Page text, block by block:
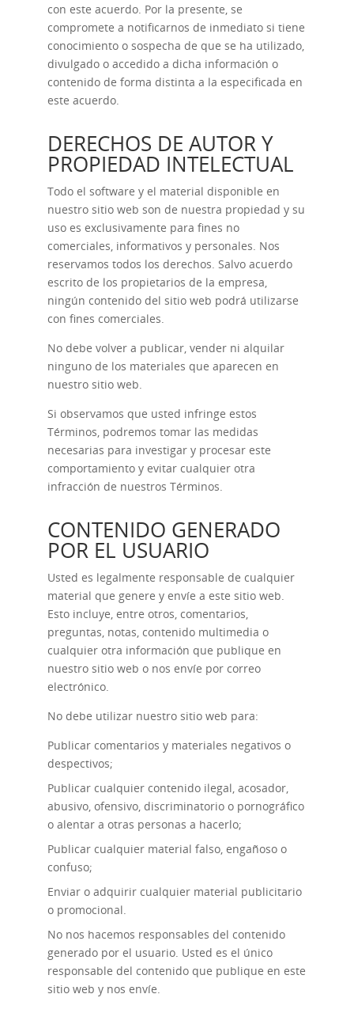
con este acuerdo. Por la presente, se
compromete a notificarnos de inmediato si tiene
conocimiento o sospecha de que se ha utilizado,
divulgado o accedido a dicha información o
contenido de forma distinta a la especificada en
este acuerdo.
DERECHOS DE AUTOR Y
PROPIEDAD INTELECTUAL
Todo el software y el material disponible en
nuestro sitio web son de nuestra propiedad y su
uso es exclusivamente para fines no
comerciales, informativos y personales. Nos
reservamos todos los derechos. Salvo acuerdo
escrito de los propietarios de la empresa,
ningún contenido del sitio web podrá utilizarse
con fines comerciales.
No debe volver a publicar, vender ni alquilar
ninguno de los materiales que aparecen en
nuestro sitio web.
Si observamos que usted infringe estos
Términos, podremos tomar las medidas
necesarias para investigar y procesar este
comportamiento y evitar cualquier otra
infracción de nuestros Términos.
CONTENIDO GENERADO
POR EL USUARIO
Usted es legalmente responsable de cualquier
material que genere y envíe a este sitio web.
Esto incluye, entre otros, comentarios,
preguntas, notas, contenido multimedia o
cualquier otra información que publique en
nuestro sitio web o nos envíe por correo
electrónico.
No debe utilizar nuestro sitio web para:
Publicar comentarios y materiales negativos o
despectivos;
Publicar cualquier contenido ilegal, acosador,
abusivo, ofensivo, discriminatorio o pornográfico
o alentar a otras personas a hacerlo;
Publicar cualquier material falso, engañoso o
confuso;
Enviar o adquirir cualquier material publicitario
o promocional.
No nos hacemos responsables del contenido
generado por el usuario. Usted es el único
responsable del contenido que publique en este
sitio web y nos envíe.